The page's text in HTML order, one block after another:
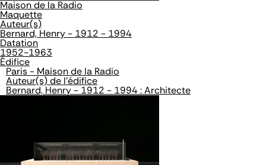
Maison de la Radio
Maquette
Auteur(s)
Bernard, Henry - 1912 - 1994
Datation
1952-1963
Édifice
Paris - Maison de la Radio
Auteur(s) de l'édifice
Bernard, Henry - 1912 - 1994 : Architecte